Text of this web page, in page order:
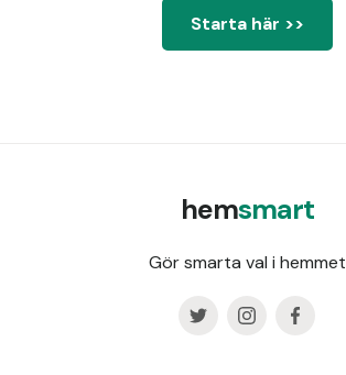
Starta här >>
hemsmart
Gör smarta val i hemmet